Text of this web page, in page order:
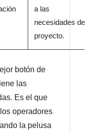
a las
necesidades del
proyecto.
botón de
las
Es el que
operadores
la pelusa